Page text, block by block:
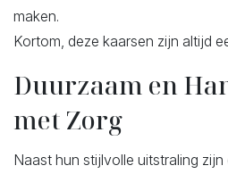
maken.
Kortom, deze kaarsen zijn altijd
Duurzaam en
met Zorg
Naast hun stijlvolle uitstraling